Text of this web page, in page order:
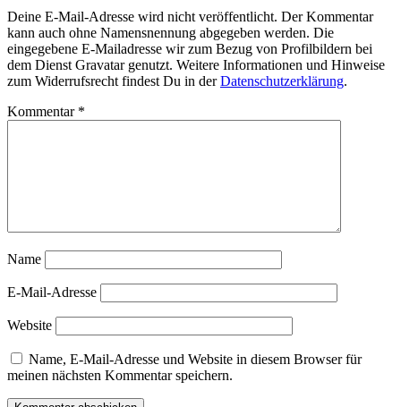
Deine E-Mail-Adresse wird nicht veröffentlicht. Der Kommentar
kann auch ohne Namensnennung abgegeben werden. Die
eingegebene E-Mailadresse wir zum Bezug von Profilbildern bei
dem Dienst Gravatar genutzt. Weitere Informationen und Hinweise
zum Widerrufsrecht findest Du in derDatenschutzerklärung.
Kommentar *
Name
E-Mail-Adresse
Website
Name, E-Mail-Adresse und Website in diesem Browser für
meinen nächsten Kommentar speichern.